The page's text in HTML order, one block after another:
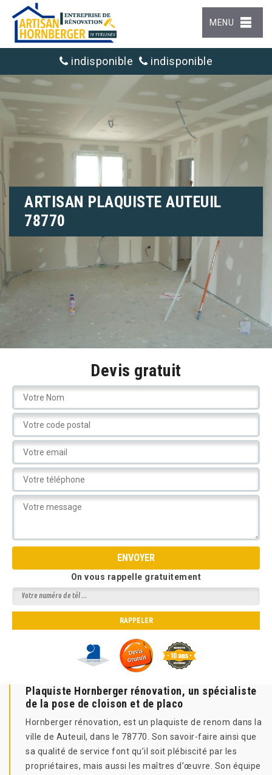
MENU
indisponible indisponible
ARTISAN PLAQUISTE AUTEUIL
78770
Devis gratuit
On vous rappelle gratuitement
Plaquiste Hornberger rénovation, un spécialiste
de la pose de cloison et de placo
Hornberger rénovation, est un plaquiste de renom dans la
ville de Auteuil, dans le 78770. Son savoir-faire ainsi que
sa qualité de service font qu’il soit plébiscité par les
propriétaires, mais aussi les maîtres d’œuvre. Son équipe